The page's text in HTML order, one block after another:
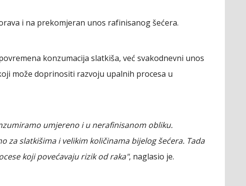
i na prekomjeran unos rafinisanog šećera.
konzumacija slatkiša, već svakodnevni unos
može doprinositi razvoju upalnih procesa u
umjereno i u nerafinisanom obliku.
za slatkišima i velikim količinama bijelog šećera. Tada
koji povećavaju rizik od raka", naglasio je.